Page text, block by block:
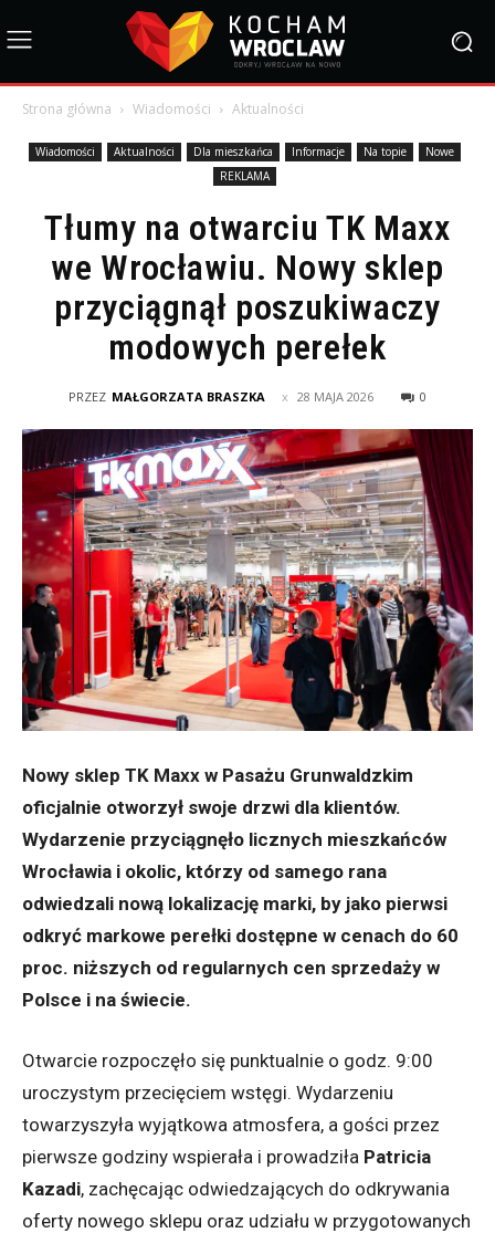
Strona główna Wiadomości Aktualności
Wiadomości Aktualności Dla mieszkańca Informacje Na topie
Nowe
REKLAMA
Tłumy na otwarciu TK Maxx
we Wrocławiu. Nowy sklep
przyciągnął poszukiwaczy
modowych perełek
PRZEZ MAŁGORZATA BRASZKA 28 MAJA 2026 0
Nowy sklep TK Maxx w Pasażu Grunwaldzkim
oficjalnie otworzył swoje drzwi dla klientów.
Wydarzenie przyciągnęło licznych mieszkańców
Wrocławia i okolic, którzy od samego rana
odwiedzali nową lokalizację marki, by jako pierwsi
odkryć markowe perełki dostępne w cenach do 60
proc. niższych od regularnych cen sprzedaży w
Polsce i na świecie.
Otwarcie rozpoczęło się punktualnie o godz. 9:00
uroczystym przecięciem wstęgi. Wydarzeniu
towarzyszyła wyjątkowa atmosfera, a gości przez
pierwsze godziny wspierała i prowadziła Patricia
Kazadi, zachęcając odwiedzających do odkrywania
oferty nowego sklepu oraz udziału w przygotowanych